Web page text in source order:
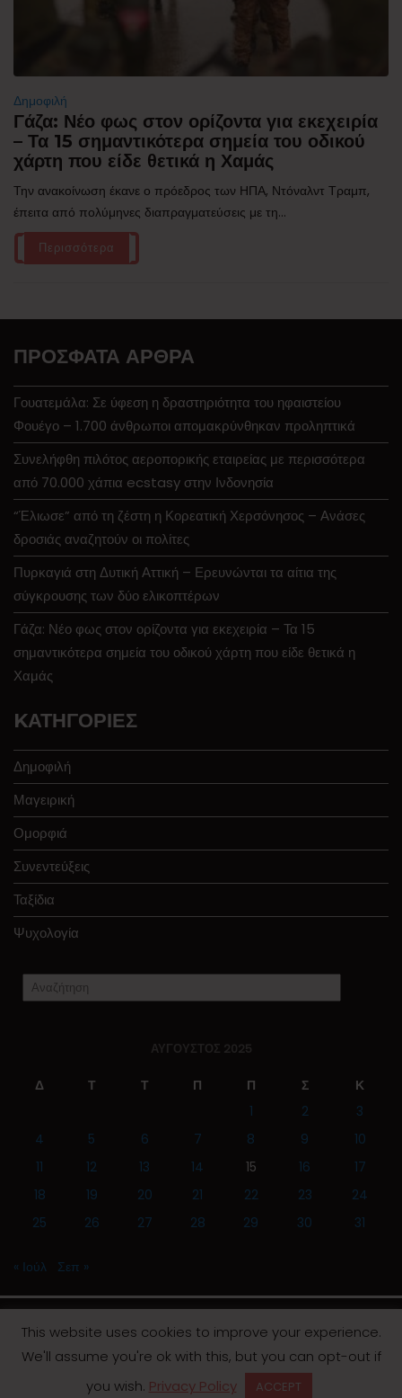
Δημοφιλή
Γάζα: Νέο φως στον ορίζοντα για εκεχειρία
– Τα 15 σημαντικότερα σημεία του οδικού
χάρτη που είδε θετικά η Χαμάς
Την ανακοίνωση έκανε ο πρόεδρος των ΗΠΑ, Ντόναλντ Τραμπ,
έπειτα από πολύμηνες διαπραγματεύσεις με τη...
Περισσότερα
ΠΡΌΣΦΑΤΑ ΆΡΘΡΑ
Γουατεμάλα: Σε ύφεση η δραστηριότητα του ηφαιστείου
Φουέγο – 1.700 άνθρωποι απομακρύνθηκαν προληπτικά
Συνελήφθη πιλότος αεροπορικής εταιρείας με περισσότερα
από 70.000 χάπια ecstasy στην Ινδονησία
“Έλιωσε” από τη ζέστη η Κορεατική Χερσόνησος – Ανάσες
δροσιάς αναζητούν οι πολίτες
Πυρκαγιά στη Δυτική Αττική – Ερευνώνται τα αίτια της
σύγκρουσης των δύο ελικοπτέρων
Γάζα: Νέο φως στον ορίζοντα για εκεχειρία – Τα 15
σημαντικότερα σημεία του οδικού χάρτη που είδε θετικά η
Χαμάς
KΑΤΗΓΟΡΊΕΣ
Δημοφιλή
Μαγειρική
Ομορφιά
Συνεντεύξεις
Ταξίδια
Ψυχολογία
ΑΎΓΟΥΣΤΟΣ 2025
Δ Τ Τ Π Π Σ
Κ
1
2
3
4
5 6 7 8 9
10
11
12 13 14 15 16
17
18
19 20 21 22 23
24
25
26 27 28 29 30 31
« Ιούλ Σεπ »
© 2019 | Screen Magazine - Ηλεκτρονική εφημερίδα
This website uses cookies to improve your experience.
We'll assume you're ok with this, but you can opt-out if
you wish. Privacy Policy ACCEPT